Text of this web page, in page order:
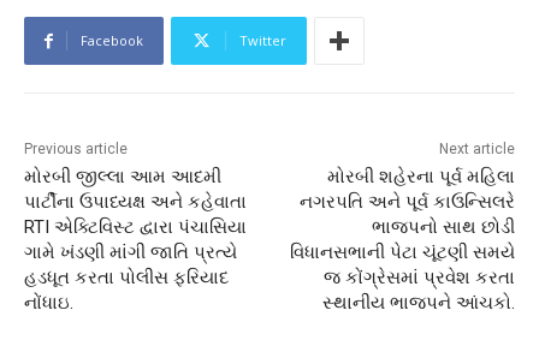
Facebook Twitter
Previous article
મોરબી જીલ્લા આમ આદમી
પાર્ટીના ઉપાધ્યક્ષ અને કહેવાતા
RTI એક્ટિવિસ્ટ દ્વારા પંચાસિયા
ગામે ખંડણી માંગી જાતિ પ્રત્યે
હડધૂત કરતા પોલીસ ફરિયાદ
નોંધાઇ.
Next article
મોરબી શહેરના પૂર્વ મહિલા
નગરપતિ અને પૂર્વ કાઉન્સિલરે
ભાજપનો સાથ છોડી
વિધાનસભાની પેટા ચૂંટણી સમયે
જ કોંગ્રેસમાં પ્રવેશ કરતા
સ્થાનીય ભાજપને આંચકો.